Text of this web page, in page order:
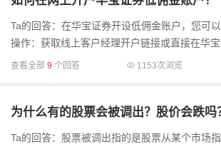
Ta的回答：在华宝证券开设低佣金账户，您可
操作：获取线上客户经理开户链接或直接在华宝
官方指定的开户APP（如“华宝证券”或“华宝智
查看全部 9 个回答 1153次浏览
为什么有的股票会被调出？股价会跌吗
Ta的回答：股票被调出指的是股票从某个市场